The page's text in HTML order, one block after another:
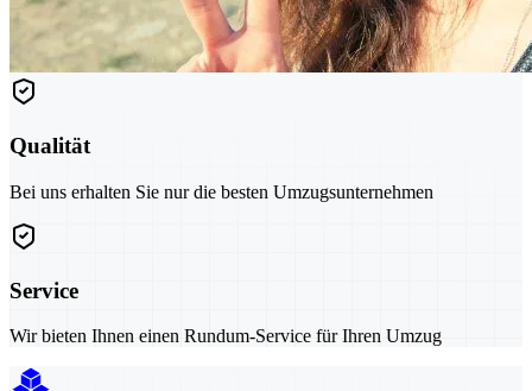
Qualität
Bei uns erhalten Sie nur die besten Umzugsunternehmen
Service
Wir bieten Ihnen einen Rundum-Service für Ihren Umzug